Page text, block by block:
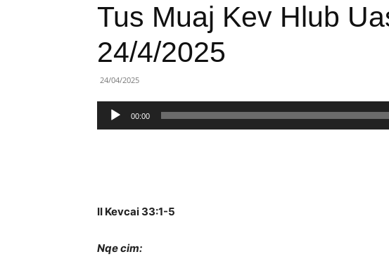
Lành
Việt
Tus Muaj Kev Hlub
24/4/2025
24/04/2025
Trình
phát
00:00
II Kevcai 33:1-5
Nqe cim: